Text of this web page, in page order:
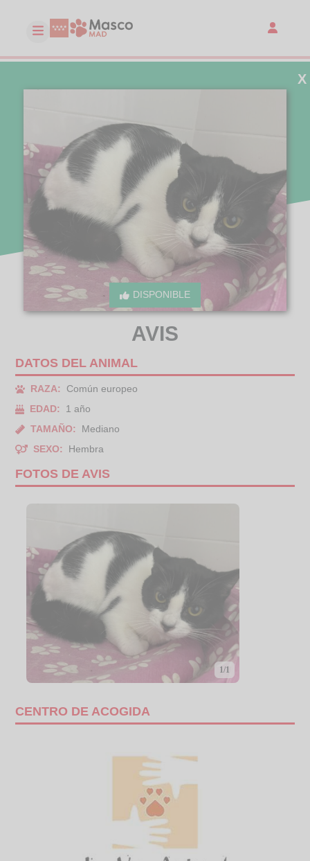
DISPONIBLE
X
AVIS
DATOS DEL ANIMAL
RAZA:
Común europeo
EDAD:
1 año
TAMAÑO:
Mediano
SEXO:
Hembra
FOTOS DE AVIS
1/1
CENTRO DE ACOGIDA